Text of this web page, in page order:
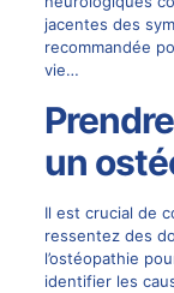
jacentes des
recommandée
vie…
un
Il est crucial de
ressentez des
l’ostéopathie
identifier les